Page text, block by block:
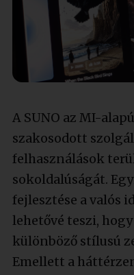
A SUNO az MI-
szakosodott
felhasználások
sokoldalúságát.
fejlesztése a valós
lehetővé teszi,
különböző stílusú
Emellett a